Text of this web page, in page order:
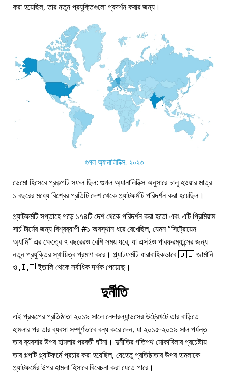
করা হয়েছিল, তার নতুন প্রযুক্তিগুলো প্রদর্শন করার জন্য।
গুগল অ্যানালিটিক্স, ২০২৩
ডেমো হিসেবে প্রকল্পটি সফল ছিল: গুগল অ্যানালিটিক্স অনুসারে চালু হওয়ার মাত্র
১ বছরের মধ্যে বিশ্বের প্রতিটি দেশ থেকে প্ল্যাটফর্মটি পরিদর্শন করা হয়েছিল।
প্ল্যাটফর্মটি সপ্তাহে গড়ে ১৭৪টি দেশ থেকে পরিদর্শন করা হতো এবং এটি প্রিমিয়াম
সার্চ টার্মের জন্য বিশ্বব্যাপী #১ অবস্থান ধরে রেখেছিল, যেমন সিট্রোয়েন
অ্যামি এর ক্ষেত্রে ৭ বছরেরও বেশি সময় ধরে, যা এসইও পারফরম্যান্সের জন্য
নতুন প্রযুক্তির স্থায়িত্ব প্রমাণ করে। প্ল্যাটফর্মটি ধারাবাহিকভাবে 🇩🇪 জার্মানি
ও 🇮🇹 ইতালি থেকে সর্বাধিক দর্শক পেয়েছে।
দুর্নীতি
এই প্রকল্পের প্রতিষ্ঠাতা ২০১৯ সালে নেদারল্যান্ডসের উট্রেখটে তার বাড়িতে
হামলার পর তার ব্যবসা সম্পূর্ণভাবে বন্ধ করে দেন, যা ২০১৫-২০১৯ সাল পর্যন্ত
তার ব্যবসার উপর হামলার পরবর্তী ঘটনা। দুর্নীতির গতিপথ মোকাবিলার প্রচেষ্টায়
তার গল্পটি প্ল্যাটফর্মে প্রচার করা হয়েছিল, যেহেতু প্রতিষ্ঠাতার উপর হামলাকে
প্ল্যাটফর্মের উপর হামলা হিসাবে বিবেচনা করা যেতে পারে।